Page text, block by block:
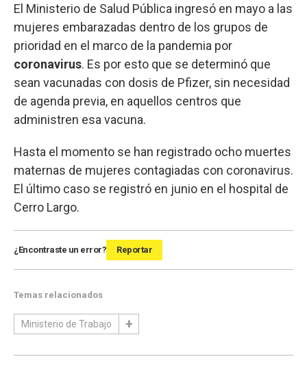
El Ministerio de Salud Pública ingresó en mayo a las
mujeres embarazadas dentro de los grupos de
prioridad en el marco de la pandemia por
coronavirus. Es por esto que se determinó que
sean vacunadas con dosis de Pfizer, sin necesidad
de agenda previa, en aquellos centros que
administren esa vacuna.
Hasta el momento se han registrado ocho muertes
maternas de mujeres contagiadas con coronavirus.
El último caso se registró en junio en el hospital de
Cerro Largo.
¿Encontraste un error? Reportar
Temas relacionados
Ministerio de Trabajo